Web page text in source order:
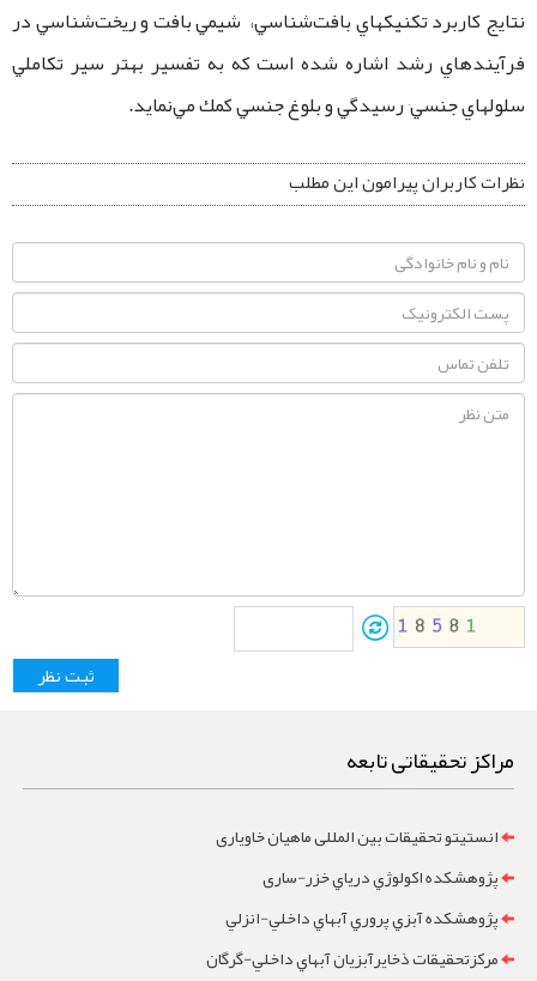
نتايج كاربرد تكنيكهاي بافت‌شناسي، شيمي بافت و ريخت‌شناسي در
فرآيندهاي رشد اشاره شده است كه به تفسير بهتر سير تكاملي
سلولهاي جنسي٬ رسيدگي و بلوغ جنسي كمك مي‌نمايد.
نظرات کاربران پیرامون این مطلب
مراکز تحقیقاتی تابعه
انستیتو تحقیقات بین المللی ماهیان خاویاری
پژوهشکده اکولوژي درياي خزر-ساری
پژوهشکده آبزي پروري آبهاي داخلي-انزلي
مرکزتحقيقات ذخايرآبزيان آبهاي داخلي-گرگان